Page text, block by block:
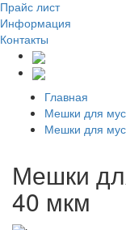
Прайс лист
Информация
Контакты
Главная
Мешки для
Мешки для
Мешки
40 мкм